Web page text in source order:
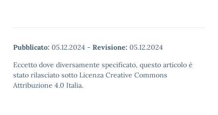
Pubblicato: 05.12.2024 - Revisione: 05.12.2024
Eccetto dove diversamente specificato, questo articolo è
stato rilasciato sotto Licenza Creative Commons
Attribuzione 4.0 Italia.